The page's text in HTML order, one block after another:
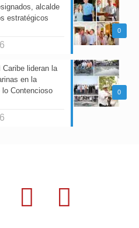
0
alcalde
estratégicos
0
lideran la
en la
Contencioso